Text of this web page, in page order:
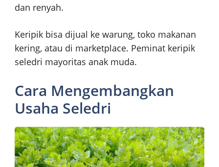
dan renyah.
Keripik bisa dijual ke warung, toko makanan
kering, atau di marketplace. Peminat keripik
seledri mayoritas anak muda.
Cara Mengembangkan
Usaha Seledri